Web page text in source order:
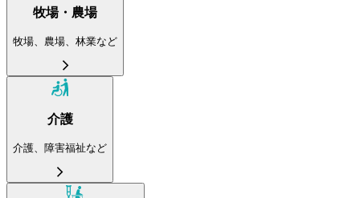
牧場・農場
牧場、農場、林業など
介護
介護、障害福祉など